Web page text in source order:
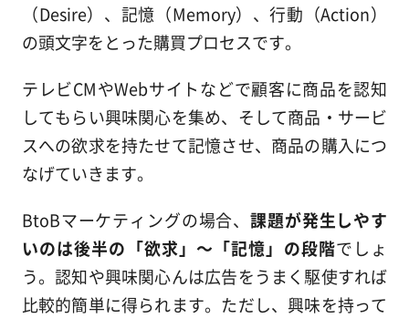
（Desire）、記憶（Memory）、行動（Action）
の頭文字をとった購買プロセスです。
テレビCMやWebサイトなどで顧客に商品を認知
してもらい興味関心を集め、そして商品・サービ
スへの欲求を持たせて記憶させ、商品の購入につ
なげていきます。
BtoBマーケティングの場合、課題が発生しやす
いのは後半の「欲求」～「記憶」の段階でしょ
う。認知や興味関心んは広告をうまく駆使すれば
比較的簡単に得られます。ただし、興味を持って